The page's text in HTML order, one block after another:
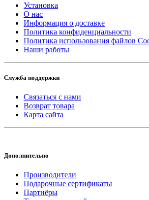
Установка
О нас
Информация о доставке
Политика конфиденциальности
Политика использования файлов
Наши работы
Служба поддержки
Связаться с нами
Возврат товара
Карта сайта
Дополнительно
Производители
Подарочные сертификаты
Партнёры